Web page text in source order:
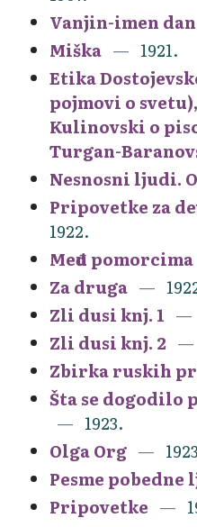
Vanjin-imen dan
Miška
1921.
Etika
pojmovi o
Kulinovski o
Turgan-
Nesnosni ljudi.
Pripovetke za
1922.
Među pomorcima
Za druga
Zli dusi knj. 1
Zli dusi knj. 2
Zbirka ruskih
Šta se dogodilo
1923.
Olga Org
Pesme pobedne
Pripovetke